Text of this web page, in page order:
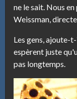
ne le sait. Nous
Weissman,
Les gens, ajoute-
espèrent juste
pas longtemps.